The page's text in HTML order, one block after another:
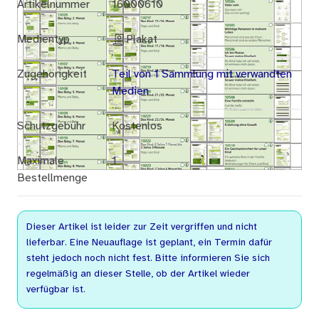
Artikelnummer 16000610
Medientyp Plakat
Zugehörigkeit
Teil von 1 Sammlung mit verwandten
Medien
Schutzgebühr Kostenlos
Maximale
Bestellmenge
1
Dieser Artikel ist leider zur Zeit vergriffen und nicht
lieferbar. Eine Neuauflage ist geplant, ein Termin dafür
steht jedoch noch nicht fest. Bitte informieren Sie sich
regelmäßig an dieser Stelle, ob der Artikel wieder
verfügbar ist.